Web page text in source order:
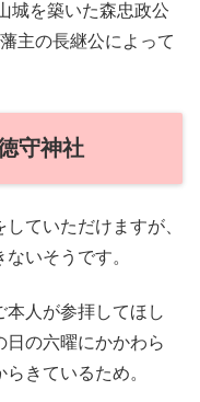
城を築いた森忠政公
主の長継公によって
守神社
ていただけますが、
いそうです。
本人が参拝してほし
日の六曜にかかわら
きているため。